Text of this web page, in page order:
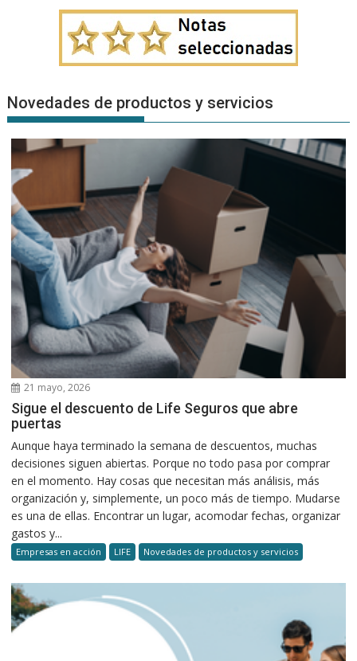
Novedades de productos y servicios
21 mayo, 2026
Sigue el descuento de Life Seguros que abre
puertas
Aunque haya terminado la semana de descuentos, muchas
decisiones siguen abiertas. Porque no todo pasa por comprar
en el momento. Hay cosas que necesitan más análisis, más
organización y, simplemente, un poco más de tiempo. Mudarse
es una de ellas. Encontrar un lugar, acomodar fechas, organizar
gastos y...
Empresas en acción LIFE Novedades de productos y servicios